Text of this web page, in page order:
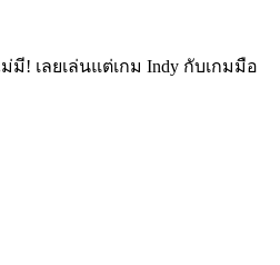
มี! เลยเล่นแต่เกม Indy กับเกมมือ